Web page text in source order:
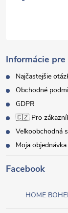
Informácie pre
Najčastejšie
Obchodné
GDPR
🇨🇿 Pro
Veľkoobchodná
Moja objednávka
Facebook
HOME